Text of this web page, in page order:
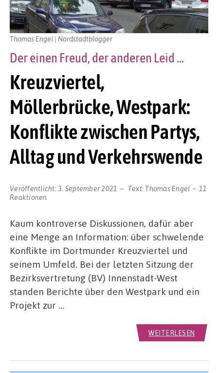
Kreuzviertel,
Möllerbrücke, Westpark:
Konflikte zwischen Partys,
Alltag und Verkehrswende
Der einen Freud, der anderen Leid ...
Veröffentlicht:3. September 2021 Text:Thomas Engel
11
Reaktionen
Thomas Engel | Nordstadtblogger
Kaum kontroverse Diskussionen, dafür aber
eine Menge an Information: über schwelende
Konflikte im Dortmunder Kreuzviertel und
seinem Umfeld. Bei der letzten Sitzung der
Bezirksvertretung (BV) Innenstadt-West
standen Berichte über den Westpark und ein
Projekt zur …
WEITERLESEN